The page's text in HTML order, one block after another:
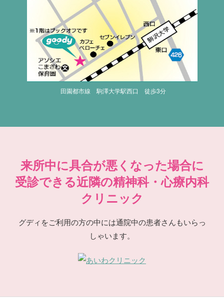
田園都市線 駒澤大学駅西口 徒歩3分
来所中に具合が悪くなった場合に
受診できる近隣の精神科・心療内科
クリニック
グディをご利用の方の中には通院中の患者さんもいらっ
しゃいます。